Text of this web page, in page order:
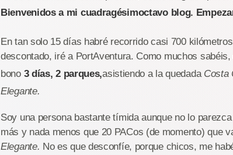
Bienvenidos a mi cuadragésimoctavo blog.
En tan solo 15 días habré recorrido casi 700
descontado, iré a PortAventura. Como muchos
bono 3 días, 2 parques,asistiendo a la quedada Costa
Elegante.
Soy una persona bastante tímida aunque no lo
más y nada menos que 20 PACos (de momento) que
Elegante. No es que desconfíe, porque chicos, me